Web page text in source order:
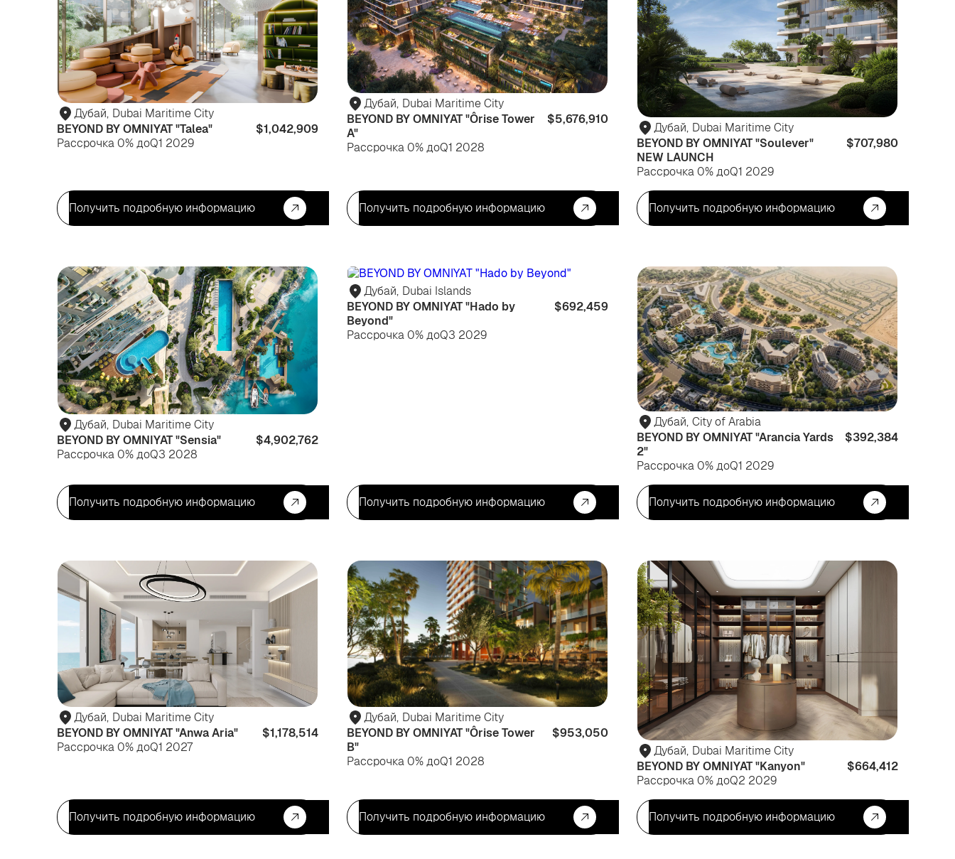
Дубай, Dubai Maritime City
BEYOND BY OMNIYAT "Talea"
$1,042,909
Рассрочка 0% доQ1 2029
Получить подробную информацию
Дубай, Dubai Maritime City
BEYOND BY OMNIYAT "Ôrise Tower
A"
$5,676,910
Рассрочка 0% доQ1 2028
Получить подробную информацию
Дубай, Dubai Maritime City
BEYOND BY OMNIYAT "Soulever"
NEW LAUNCH
$707,980
Рассрочка 0% доQ1 2029
Получить подробную информацию
Для
жизни
Дубай, Dubai Maritime City
BEYOND BY OMNIYAT "Sensia"
$4,902,762
Рассрочка 0% доQ3 2028
Получить подробную информацию
Для
жизни
Дубай, Dubai Islands
BEYOND BY OMNIYAT "Hado by
Beyond"
$692,459
Рассрочка 0% доQ3 2029
Получить подробную информацию
Дубай, City of Arabia
BEYOND BY OMNIYAT "Arancia Yards
2"
$392,384
Рассрочка 0% доQ1 2029
Получить подробную информацию
Для
жизни
Дубай, Dubai Maritime City
BEYOND BY OMNIYAT "Anwa Aria"
$1,178,514
Рассрочка 0% доQ1 2027
Получить подробную информацию
Для
жизни
Дубай, Dubai Maritime City
BEYOND BY OMNIYAT "Ôrise Tower
B"
$953,050
Рассрочка 0% доQ1 2028
Получить подробную информацию
Дубай, Dubai Maritime City
BEYOND BY OMNIYAT "Kanyon"
$664,412
Рассрочка 0% доQ2 2029
Получить подробную информацию